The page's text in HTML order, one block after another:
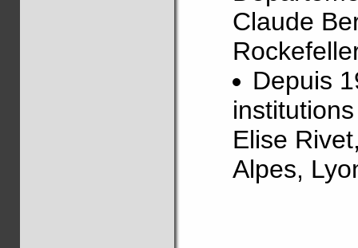
Claude
Depuis
Elise
Alpes,